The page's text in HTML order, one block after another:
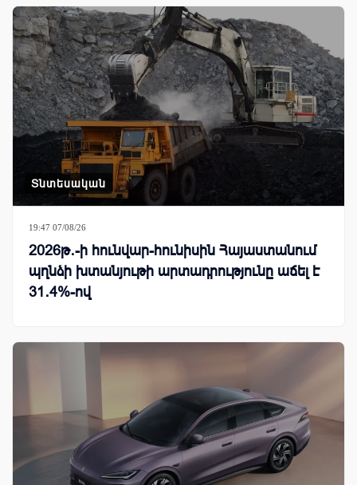
Տնտեսական
19:47 07/08/26
2026թ․-ի հունվար-հունիսին Հայաստանում
պղնձի խտանյութի արտադրությունը աճել է
31․4%-ով